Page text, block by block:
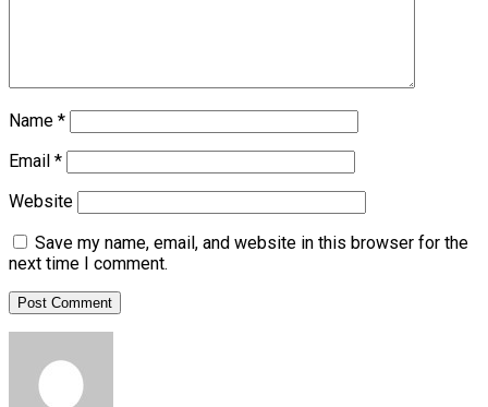
Name *
Email *
Website
Save my name, email, and website in this browser for the
next time I comment.